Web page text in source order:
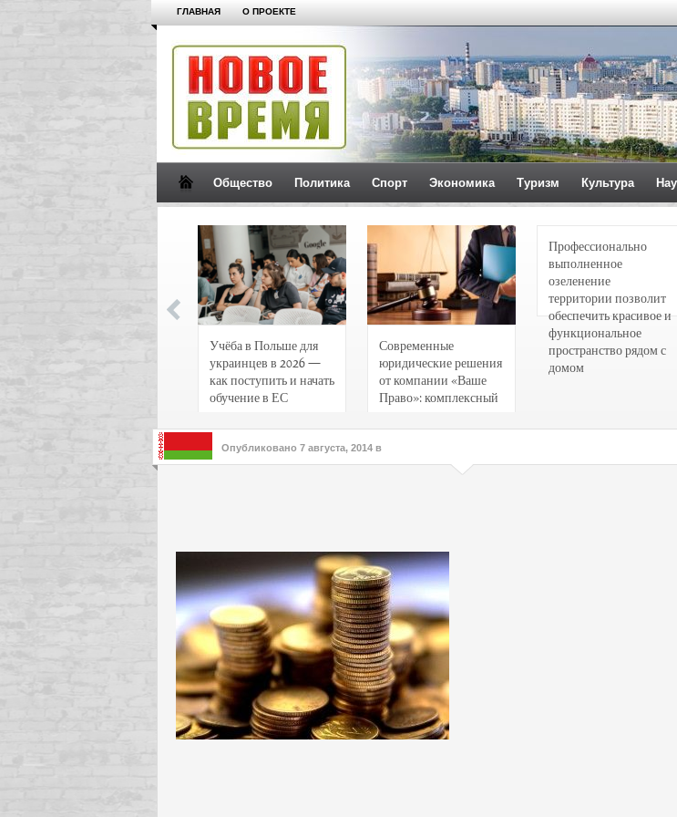
ГЛАВНАЯ О ПРОЕКТЕ
Общество Политика Спорт Экономика Туризм Культура
Учёба в Польше для
украинцев в 2026 —
как поступить и начать
обучение в ЕС
Современные
юридические решения
от компании «Ваше
Право»: комплексный
интересов клиентов
Профессионально
выполненное
озеленение
территории позволит
обеспечить красивое и
функциональное
пространство рядом с
домом
Опубликовано 7 августа, 2014 в